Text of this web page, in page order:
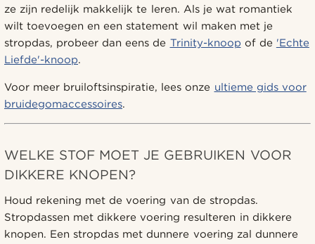
ze zijn redelijk makkelijk te leren. Als je wat romantiek
wilt toevoegen en een statement wil maken met je
stropdas, probeer dan eens de Trinity-knoop of de 'Echte
Liefde'-knoop.
Voor meer bruiloftsinspiratie, lees onze ultieme gids voor
bruidegomaccessoires.
WELKE STOF MOET JE GEBRUIKEN VOOR
DIKKERE KNOPEN?
Houd rekening met de voering van de stropdas.
Stropdassen met dikkere voering resulteren in dikkere
knopen. Een stropdas met dunnere voering zal dunnere